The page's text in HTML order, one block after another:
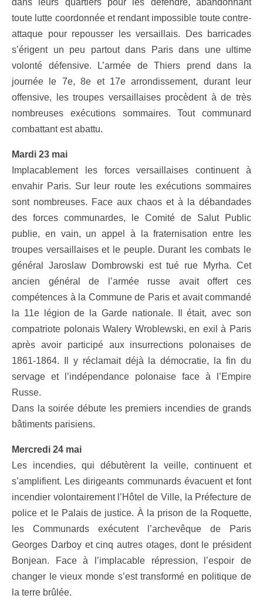
dans leurs quartiers pour les défendre, abandonnant
toute lutte coordonnée et rendant impossible toute contre-
attaque pour repousser les versaillais. Des barricades
s’érigent un peu partout dans Paris dans une ultime
volonté défensive. L’armée de Thiers prend dans la
journée le 7e, 8e et 17e arrondissement, durant leur
offensive, les troupes versaillaises procèdent à de très
nombreuses exécutions sommaires. Tout communard
combattant est abattu.
Mardi 23 mai
Implacablement les forces versaillaises continuent à
envahir Paris. Sur leur route les exécutions sommaires
sont nombreuses. Face aux chaos et à la débandades
des forces communardes, le Comité de Salut Public
publie, en vain, un appel à la fraternisation entre les
troupes versaillaises et le peuple. Durant les combats le
général Jaroslaw Dombrowski est tué rue Myrha. Cet
ancien général de l’armée russe avait offert ces
compétences à la Commune de Paris et avait commandé
la 11e légion de la Garde nationale. Il était, avec son
compatriote polonais Walery Wroblewski, en exil à Paris
après avoir participé aux insurrections polonaises de
1861-1864. Il y réclamait déjà la démocratie, la fin du
servage et l’indépendance polonaise face à l’Empire
Russe.
Dans la soirée débute les premiers incendies de grands
bâtiments parisiens.
Mercredi 24 mai
Les incendies, qui débutèrent la veille, continuent et
s’amplifient. Les dirigeants communards évacuent et font
incendier volontairement l’Hôtel de Ville, la Préfecture de
police et le Palais de justice. À la prison de la Roquette,
les Communards exécutent l’archevêque de Paris
Georges Darboy et cinq autres otages, dont le président
Bonjean. Face à l’implacable répression, l’espoir de
changer le vieux monde s’est transformé en politique de
la terre brûlée.